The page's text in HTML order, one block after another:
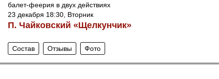
балет-феерия в двух действиях
23 декабря 18:30, Вторник
П. Чайковский «Щелкунчик»
Состав Отзывы Фото